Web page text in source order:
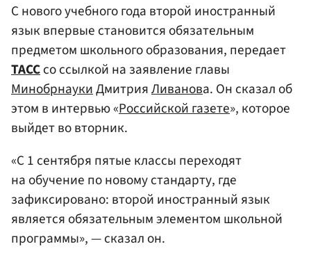
С нового учебного года второй иностранный
язык впервые становится обязательным
предметом школьного образования, передает
ТАССсо ссылкой на заявление главы
МинобрнаукиДмитрияЛиванова. Он сказал об
этом в интервью «Российской газете», которое
выйдет во вторник.
«С 1 сентября пятые классы переходят
на обучение по новому стандарту, где
зафиксировано: второй иностранный язык
является обязательным элементом школьной
программы», — сказал он.